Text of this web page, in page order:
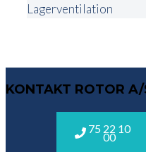
Lagerventilation
KONTAKT ROTOR A/
75 22 10
00